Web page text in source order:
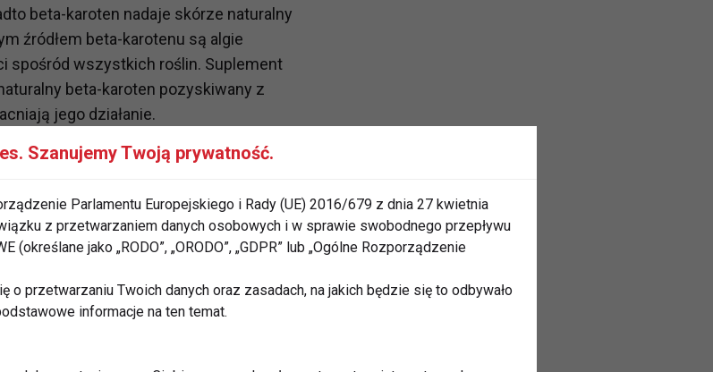
beta-karoten nadaje skórze naturalny
źródłem beta-karotenu są algie
spośród wszystkich roślin. Suplement
beta-karoten pozyskiwany z
jego działanie.
terranova-beta-karoten-z-alg-
dla zdrowego
układu odpornościowego. W
oraz biliony bakterii, które tworzą
Szanujemy Twoją prywatność.
Parlamentu Europejskiego i Rady (UE) 2016/679 z dnia 27 kwietnia
z przetwarzaniem danych osobowych i w sprawie swobodnego przepływu
jako „RODO”, „ORODO”, „GDPR” lub „Ogólne Rozporządzenie
przetwarzaniu Twoich danych oraz zasadach, na jakich będzie się to odbywało
informacje na ten temat.